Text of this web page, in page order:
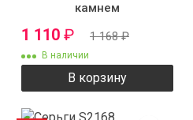
камнем
1 110 ₽ 1 168₽
В наличии
В корзину